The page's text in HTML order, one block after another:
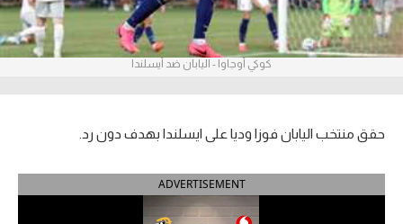
بطولات
أمريكا 2026
الدوري الإنجليزي الممتاز
كوكي أوجاوا - اليابان ضد أيسلندا
حقق منتخب اليابان فوزا وديا على ايسلندا بهدف دون رد.
ADVERTISEMENT